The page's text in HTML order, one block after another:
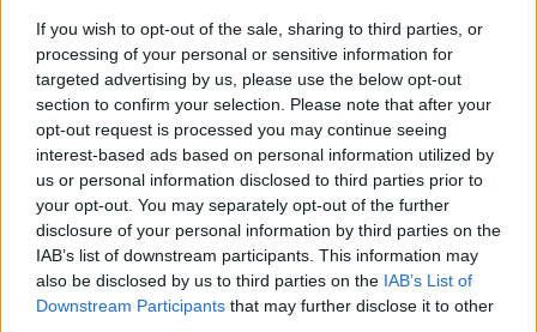
If you wish to opt-out of the sale, sharing to third parties, or
processing of your personal or sensitive information for
targeted advertising by us, please use the below opt-out
section to confirm your selection. Please note that after your
opt-out request is processed you may continue seeing
interest-based ads based on personal information utilized by
us or personal information disclosed to third parties prior to
your opt-out. You may separately opt-out of the further
disclosure of your personal information by third parties on the
IAB’s list of downstream participants. This information may
also be disclosed by us to third parties on the IAB’s List of
Downstream Participants that may further disclose it to other
KOMMENTARE
Hinterlasse einen Kommentar
Wir freuen uns auf deinen Beitrag! Diskutiere mit und teile deine
Perspektive. Mit * gekennzeichnete Angaben sind Pflichtfelder.
Bitte nutze deinen Klarnamen (Vor- und Nachname) und eine
gültige E-Mail-Adresse (wird nicht veröffentlicht). Wir prüfen
jeden Kommentar kurz. Beiträge, die unsere Netiquette
respektieren, werden freigeschaltet; Hassrede, Beleidigungen,
Hetze, Spam oder Werbung werden nicht veröffentlicht. Es